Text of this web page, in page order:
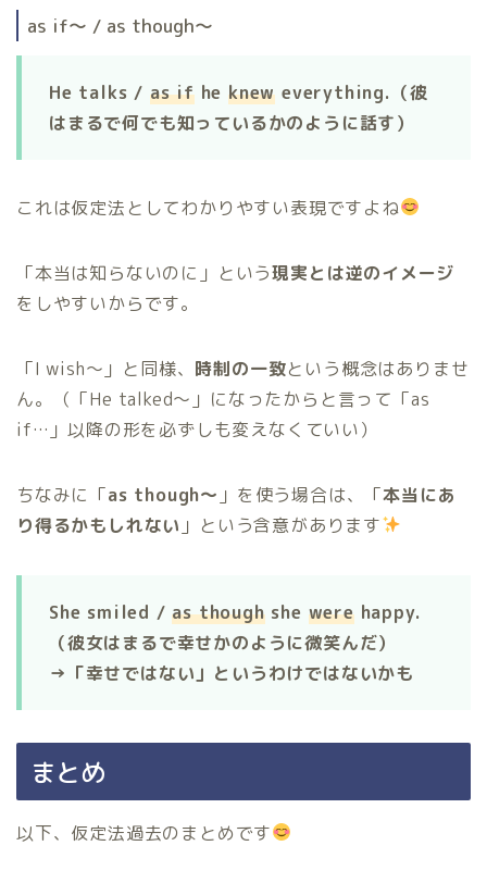
as if〜 / as though〜
He talks / as ifheknew everything.（彼
はまるで何でも知っているかのように話す）
これは仮定法としてわかりやすい表現ですよね
「本当は知らないのに」という現実とは逆のイメージ
をしやすいからです。
「I wish〜」と同様、 時制の一致という概念はありませ
ん。（「He talked〜」になったからと言って「as
if…」以降の形を必ずしも変えなくていい）
ちなみに「as though〜 」を使う場合は、「本当にあ
り得るかもしれない 」という含意があります
She smiled /as thoughshe werehappy.
（彼女はまるで幸せかのように微笑んだ）
→「幸せではない」というわけではないかも
まとめ
以下、仮定法過去のまとめです